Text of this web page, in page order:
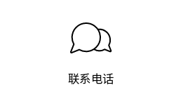
联系电话